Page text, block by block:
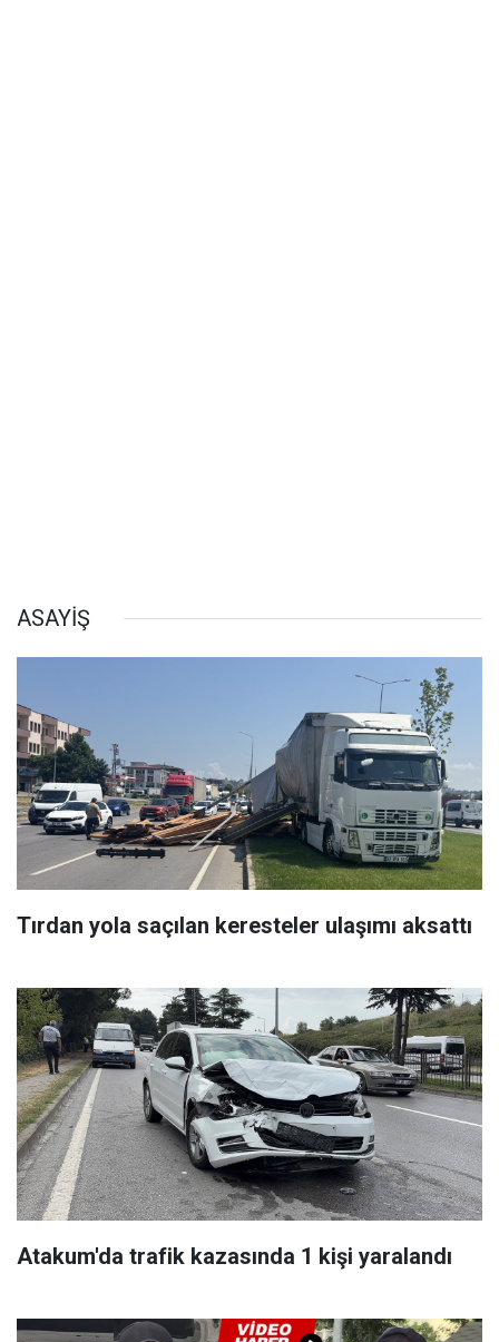
ASAYİŞ
Tırdan yola saçılan keresteler ulaşımı aksattı
Atakum'da trafik kazasında 1 kişi yaralandı